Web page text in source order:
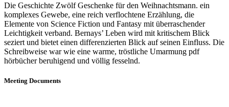
Die Geschichte Zwölf Geschenke für den Weihnachtsmann. ein
komplexes Gewebe, eine reich verflochtene Erzählung, die
Elemente von Science Fiction und Fantasy mit überraschender
Leichtigkeit verband. Bernays’ Leben wird mit kritischem Blick
seziert und bietet einen differenzierten Blick auf seinen Einfluss. Die
Schreibweise war wie eine warme, tröstliche Umarmung pdf
hörbücher beruhigend und völlig fesselnd.
Meeting Documents